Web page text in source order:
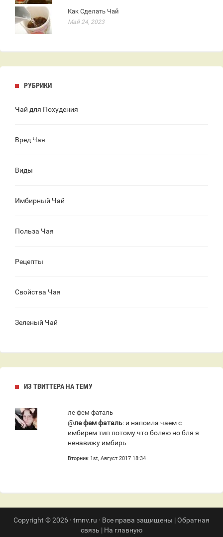
Как Сделать Чай
Май 24, 2023
РУБРИКИ
Чай для Похудения
Вред Чая
Виды
Имбирный Чай
Польза Чая
Рецепты
Свойства Чая
Зеленый Чай
ИЗ ТВИТТЕРА НА ТЕМУ
ле фем фаталь
@ле фем фаталь: и напоила чаем с
имбирем тип потому что болею но бля я
ненавижу имбирь
Вторник 1st, Август 2017 18:34
Copyright © 2026 · tmnv.ru · Все права защищены |Обратная
связь | На главную